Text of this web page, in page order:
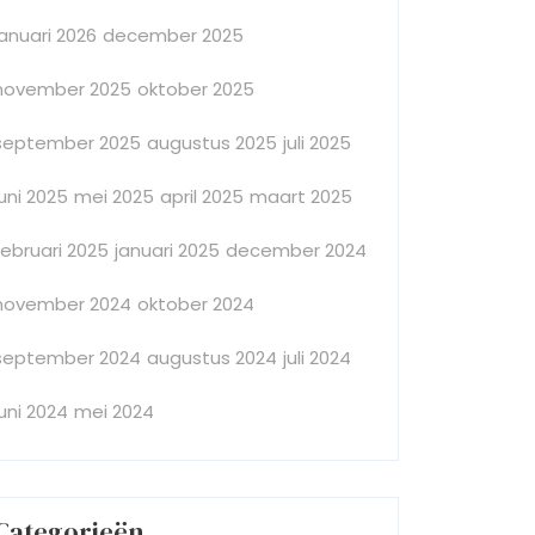
2026 december 2025
2025 oktober 2025
2025 augustus 2025 juli 2025
2025 mei 2025 april 2025 maart 2025
2025 januari 2025 december 2024
2024 oktober 2024
2024 augustus 2024 juli 2024
2024 mei 2024